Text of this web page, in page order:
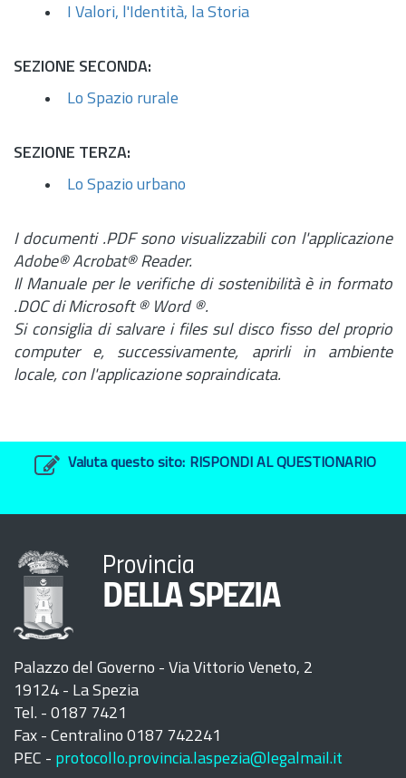
I Valori, l'Identità, la Storia
SEZIONE SECONDA:
Lo Spazio rurale
SEZIONE TERZA:
Lo Spazio urbano
I documenti .PDF sono visualizzabili con l'applicazione
Adobe® Acrobat® Reader.
Il Manuale per le verifiche di sostenibilità è in formato
.DOC di Microsoft ® Word ®.
Si consiglia di salvare i files sul disco fisso del proprio
computer e, successivamente, aprirli in ambiente
locale, con l'applicazione sopraindicata.
Valuta questo sito: RISPONDI AL QUESTIONARIO
Provincia
DELLA SPEZIA
Palazzo del Governo - Via Vittorio Veneto, 2
19124 - La Spezia
Tel. - 0187 7421
Fax - Centralino 0187 742241
PEC - protocollo.provincia.laspezia@legalmail.it